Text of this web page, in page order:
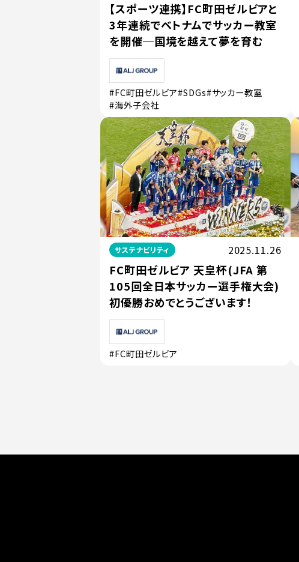
【スポーツ連携】FC町田ゼルビアと
3年連続でベトナムでサッカー教室
を開催─国境を越えて夢を育む
#FC町田ゼルビア#SDGs#サッカー教室
#海外子会社
サステナビリティ 2025.11.26
FC町田ゼルビア 天皇杯(JFA 第
105回全日本サッカー選手権大会)
初優勝おめでとうございます！
#FC町田ゼルビア